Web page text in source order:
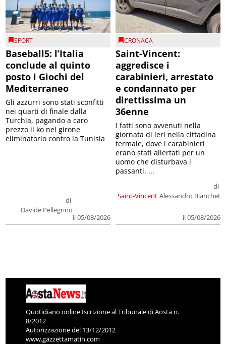
SPORT
Baseball5: l’Italia
conclude al quinto
posto i Giochi del
Mediterraneo
di
Davide Pellegrino
il 05/08/2026
Gli azzurri sono stati sconfitti
nei quarti di finale dalla
Turchia, pagando a caro
prezzo il ko nel girone
eliminatorio contro la Tunisia
CRONACA
Saint-Vincent:
aggredisce i
carabinieri, arrestato
e condannato per
direttissima un
36enne
Saint-Vincent
di
Alessandro Bianchet
il 05/08/2026
I fatti sono avvenuti nella
giornata di ieri nella cittadina
termale, dove i carabinieri
erano stati allertati per un
uomo che disturbava i
passanti. ...
Quotidiano online Iscrizione al Tribunale di Aosta n.
8/2012
Autorizzazione del 13/12/2012
www.gazzettamatin.com